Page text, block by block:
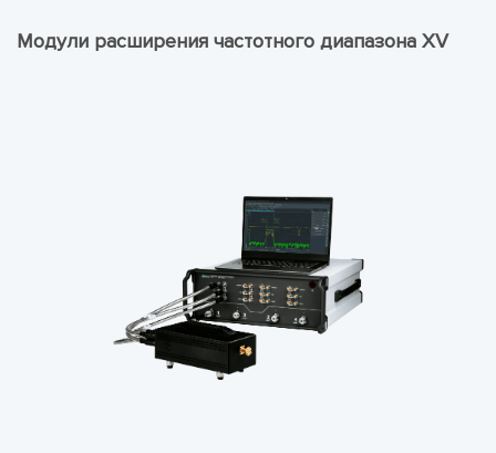
Модули расширения частотного диапазона XV